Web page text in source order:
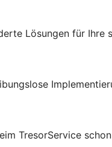
Lösungen für Ihre
TresorService